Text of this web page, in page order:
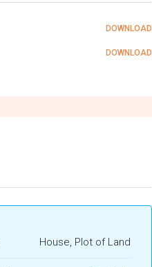
DOWNLOAD
DOWNLOAD
House, Plot of Land